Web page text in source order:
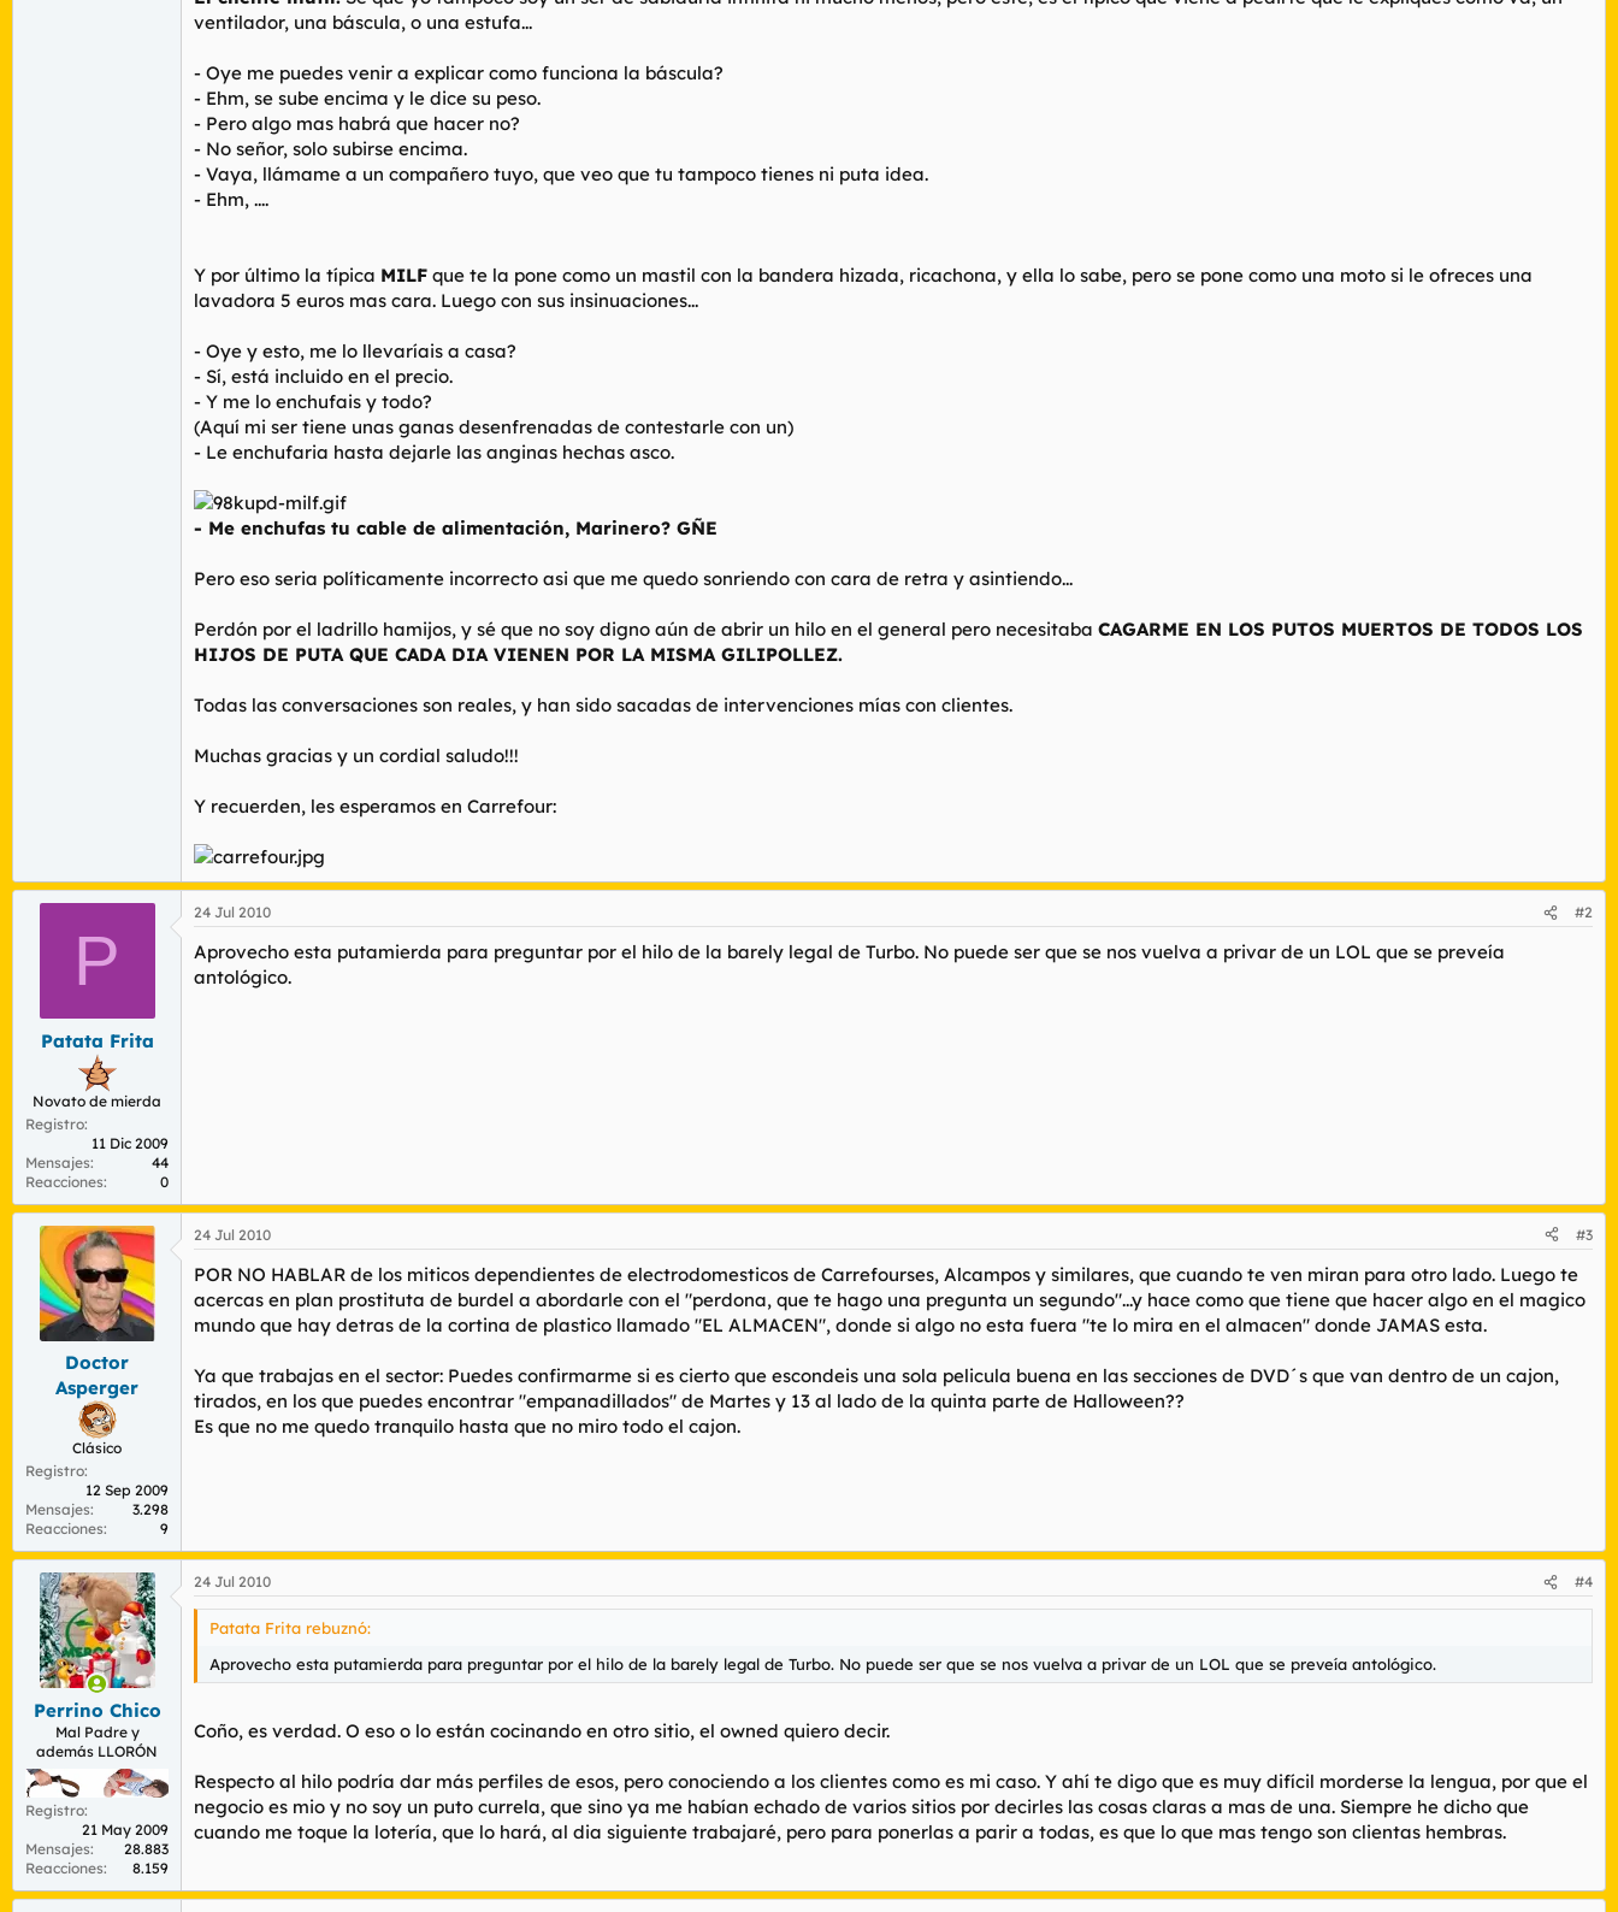
ventilador, una báscula, o una estufa...
- Oye me puedes venir a explicar como funciona la báscula?
- Ehm, se sube encima y le dice su peso.
- Pero algo mas habrá que hacer no?
- No señor, solo subirse encima.
- Vaya, llámame a un compañero tuyo, que veo que tu tampoco tienes ni puta idea.
- Ehm, ....
Y por último la típica MILF que te la pone como un mastil con la bandera hizada, ricachona, y ella lo sabe, pero se pone como una moto si le ofreces una
lavadora 5 euros mas cara. Luego con sus insinuaciones...
- Oye y esto, me lo llevaríais a casa?
- Sí, está incluido en el precio.
- Y me lo enchufais y todo?
(Aquí mi ser tiene unas ganas desenfrenadas de contestarle con un)
- Le enchufaria hasta dejarle las anginas hechas asco.
- Me enchufas tu cable de alimentación, Marinero? GÑE
Pero eso seria políticamente incorrecto asi que me quedo sonriendo con cara de retra y asintiendo...
Perdón por el ladrillo hamijos, y sé que no soy digno aún de abrir un hilo en el general pero necesitaba CAGARME EN LOS PUTOS MUERTOS DE TODOS LOS
HIJOS DE PUTA QUE CADA DIA VIENEN POR LA MISMA GILIPOLLEZ.
Todas las conversaciones son reales, y han sido sacadas de intervenciones mías con clientes.
Muchas gracias y un cordial saludo!!!
Y recuerden, les esperamos en Carrefour:
P
Patata Frita
Novato de mierda
Registro
11 Dic 2009
Mensajes
44
Reacciones
0
24 Jul 2010 #2
Aprovecho esta putamierda para preguntar por el hilo de la barely legal de Turbo. No puede ser que se nos vuelva a privar de un LOL que se preveía
antológico.
Doctor
Asperger
Clásico
Registro
12 Sep 2009
Mensajes
3.298
Reacciones
9
24 Jul 2010 #3
POR NO HABLAR de los miticos dependientes de electrodomesticos de Carrefourses, Alcampos y similares, que cuando te ven miran para otro lado. Luego te
acercas en plan prostituta de burdel a abordarle con el "perdona, que te hago una pregunta un segundo"...y hace como que tiene que hacer algo en el magico
mundo que hay detras de la cortina de plastico llamado "EL ALMACEN", donde si algo no esta fuera "te lo mira en el almacen" donde JAMAS esta.
Ya que trabajas en el sector: Puedes confirmarme si es cierto que escondeis una sola pelicula buena en las secciones de DVD´s que van dentro de un cajon,
tirados, en los que puedes encontrar "empanadillados" de Martes y 13 al lado de la quinta parte de Halloween??
Es que no me quedo tranquilo hasta que no miro todo el cajon.
Perrino Chico
Mal Padre y
además LLORÓN
Registro
21 May 2009
Mensajes
28.883
Reacciones
8.159
24 Jul 2010 #4
Patata Frita rebuznó:
Aprovecho esta putamierda para preguntar por el hilo de la barely legal de Turbo. No puede ser que se nos vuelva a privar de un LOL que se preveía antológico.
Coño, es verdad. O eso o lo están cocinando en otro sitio, el owned quiero decir.
Respecto al hilo podría dar más perfiles de esos, pero conociendo a los clientes como es mi caso. Y ahí te digo que es muy difícil morderse la lengua, por que el
negocio es mio y no soy un puto currela, que sino ya me habían echado de varios sitios por decirles las cosas claras a mas de una. Siempre he dicho que
cuando me toque la lotería, que lo hará, al dia siguiente trabajaré, pero para ponerlas a parir a todas, es que lo que mas tengo son clientas hembras.